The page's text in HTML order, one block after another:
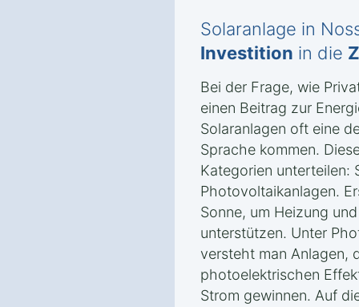
Solaranlage in
Investition in die
Bei der Frage, wie
einen Beitrag zur
Solaranlagen oft eine
Sprache kommen.
Kategorien unterteilen:
Photovoltaikanlagen.
Sonne, um Heizung
unterstützen. Unter
versteht man Anlagen,
photoelektrischen
Strom gewinnen. Auf